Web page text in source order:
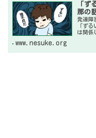
「ず
那の
発達障
「ず
は関係
www.nesuke.org